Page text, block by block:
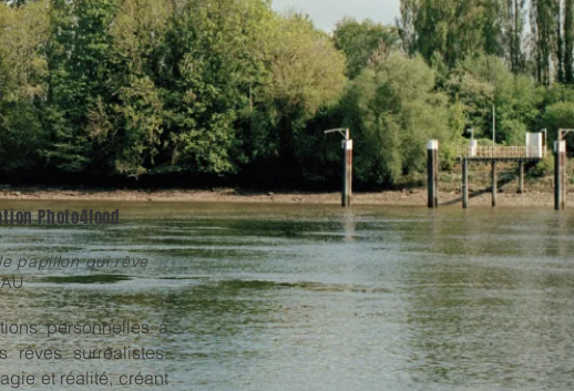
Photo4food
papillon qui rêve
personnelles à
rêves surréalistes.
et réalité, créant